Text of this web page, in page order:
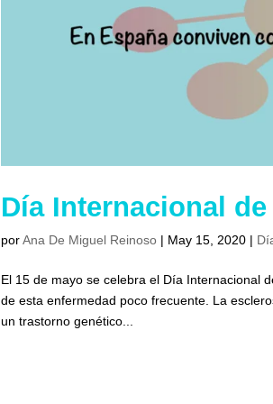
Día Internacional
porAna De Miguel Reinoso | May 15, 2020 |
El 15 de mayo se celebra el Día Internacional
de esta enfermedad poco frecuente. La
un trastorno genético...